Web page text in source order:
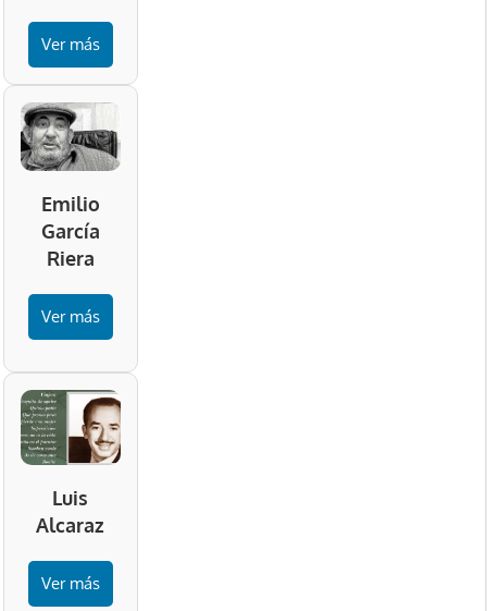
Ver más
Emilio
García
Riera
Ver más
Luis
Alcaraz
Ver más